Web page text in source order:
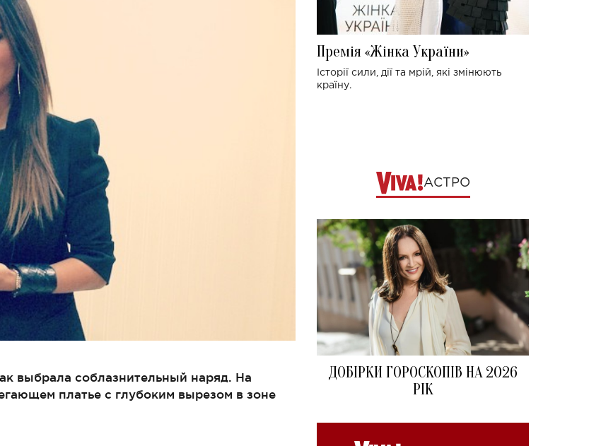
выбрала соблазнительный наряд. На
платье с глубоким вырезом в зоне
Премія «Жінка України»
Історії сили, дії та мрій, які змінюють
країну.
АСТРО
ДОБІРКИ ГОРОСКОПІВ НА 2026
РІК